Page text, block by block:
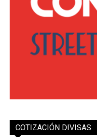
COTIZACIÓN DIVISAS